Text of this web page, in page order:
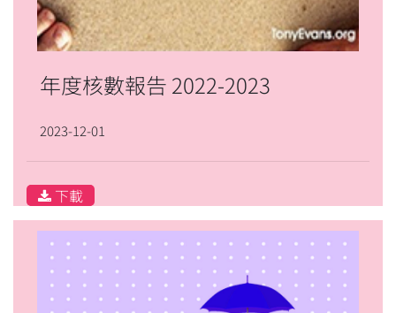
年度核數報告 2022-2023
2023-12-01
下載